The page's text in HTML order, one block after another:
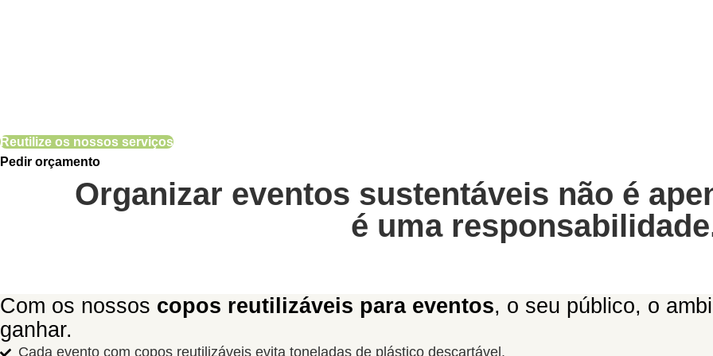
Reutilize os nossos serviços
Pedir orçamento
Organizar eventos sustentáveis não é
é uma
Com os nossos copos reutilizáveis para eventos, o seu público, o
ganhar.
Cada evento com copos reutilizáveis evita toneladas de plástico descartável.